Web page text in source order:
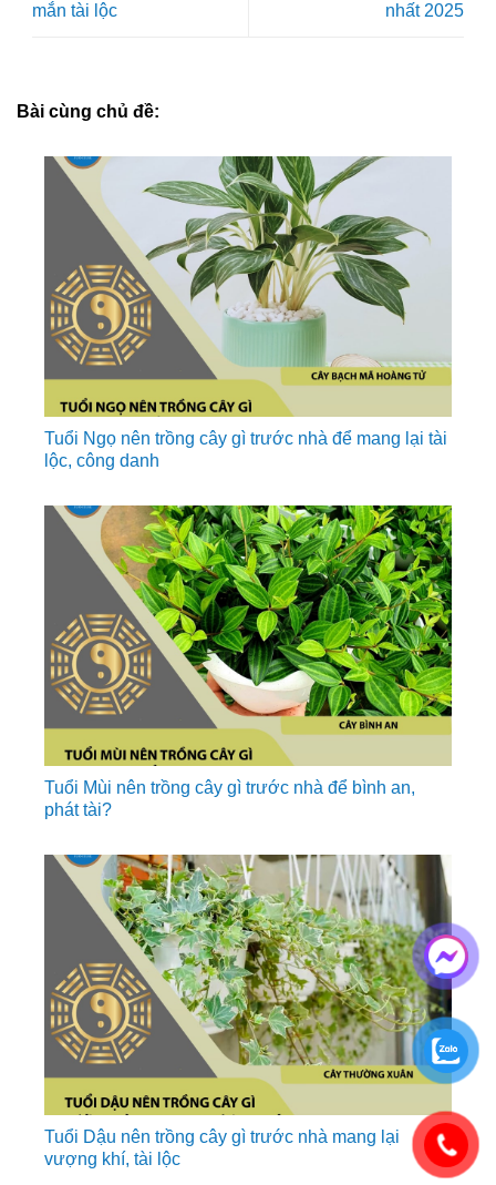
mắn tài lộc
nhất 2025
Bài cùng chủ đề:
Tuổi Ngọ nên trồng cây gì trước nhà để mang lại tài
lộc, công danh
Tuổi Mùi nên trồng cây gì trước nhà để bình an,
phát tài?
Tuổi Dậu nên trồng cây gì trước nhà mang lại
vượng khí, tài lộc